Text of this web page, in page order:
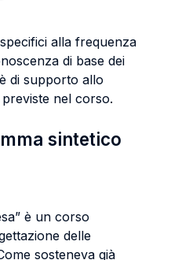
alla frequenza
di base dei
di supporto allo
nel corso.
sintetico
è un corso
delle
sosteneva già